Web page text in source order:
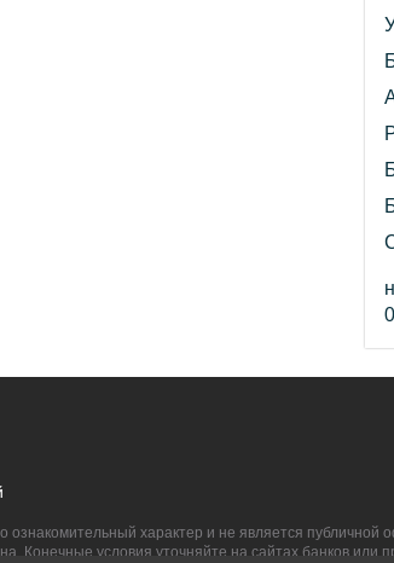
характер и не является публичной
Конечные условия уточняйте на сайтах банков или